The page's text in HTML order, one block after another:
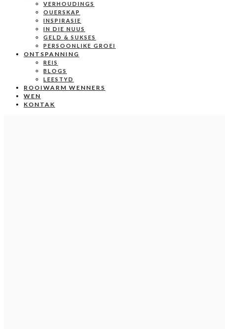
VERHOUDINGS
OUERSKAP
INSPIRASIE
IN DIE NUUS
GELD & SUKSES
PERSOONLIKE GROEI
ONTSPANNING
REIS
BLOGS
LEESTYD
ROOIWARM WENNERS
WEN
KONTAK